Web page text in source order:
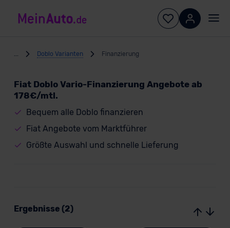
Doblo Varianten Finanzierung
Fiat Doblo Vario-Finanzierung Angebote ab
178€/mtl.
Bequem alle Doblo finanzieren
Fiat Angebote vom Marktführer
Größte Auswahl und schnelle Lieferung
Ergebnisse (2)